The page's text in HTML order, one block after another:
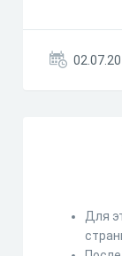
Для